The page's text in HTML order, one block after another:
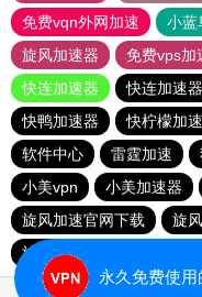
免费vqn外网加速
小蓝
旋风加速器
免费vps加
快连加速器
快连加速
快鸭加速器
快柠檬加
软件中心
雷霆加速
小美vpn
小美加速器
旋风加速官网下载
旋
旋风加速官网下载
永久免费使用